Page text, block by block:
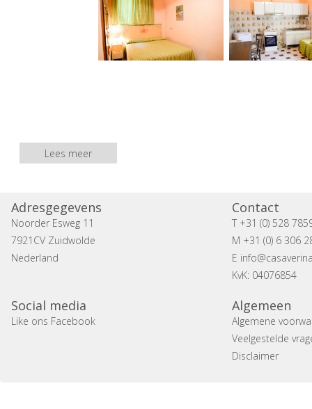
Lees meer
Adresgegevens
Noorder Esweg 11
7921CV Zuidwolde
Nederland
Contact
T +31 (0) 528
M +31 (0) 6 306
E
KvK: 04076854
Social media
Like ons Facebook
Algemeen
Algemene
Veelgestelde
Disclaimer